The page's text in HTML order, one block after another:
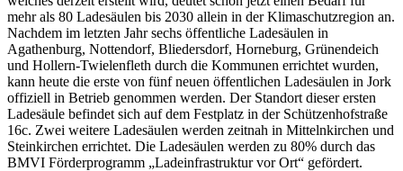
mehr als 80 Ladesäulen bis 2030 allein in der Klimaschutzregion an.
Nachdem im letzten Jahr sechs öffentliche Ladesäulen in
Agathenburg, Nottendorf, Bliedersdorf, Horneburg, Grünendeich
und Hollern-Twielenfleth durch die Kommunen errichtet wurden,
kann heute die erste von fünf neuen öffentlichen Ladesäulen in Jork
offiziell in Betrieb genommen werden. Der Standort dieser ersten
Ladesäule befindet sich auf dem Festplatz in der Schützenhofstraße
16c. Zwei weitere Ladesäulen werden zeitnah in Mittelnkirchen und
Steinkirchen errichtet. Die Ladesäulen werden zu 80% durch das
BMVI Förderprogramm „Ladeinfrastruktur vor Ort“ gefördert.